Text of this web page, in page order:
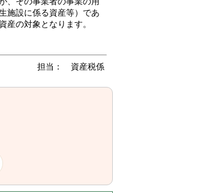
施設に係る資産等）であ
の対象となります。
担当： 資産税係